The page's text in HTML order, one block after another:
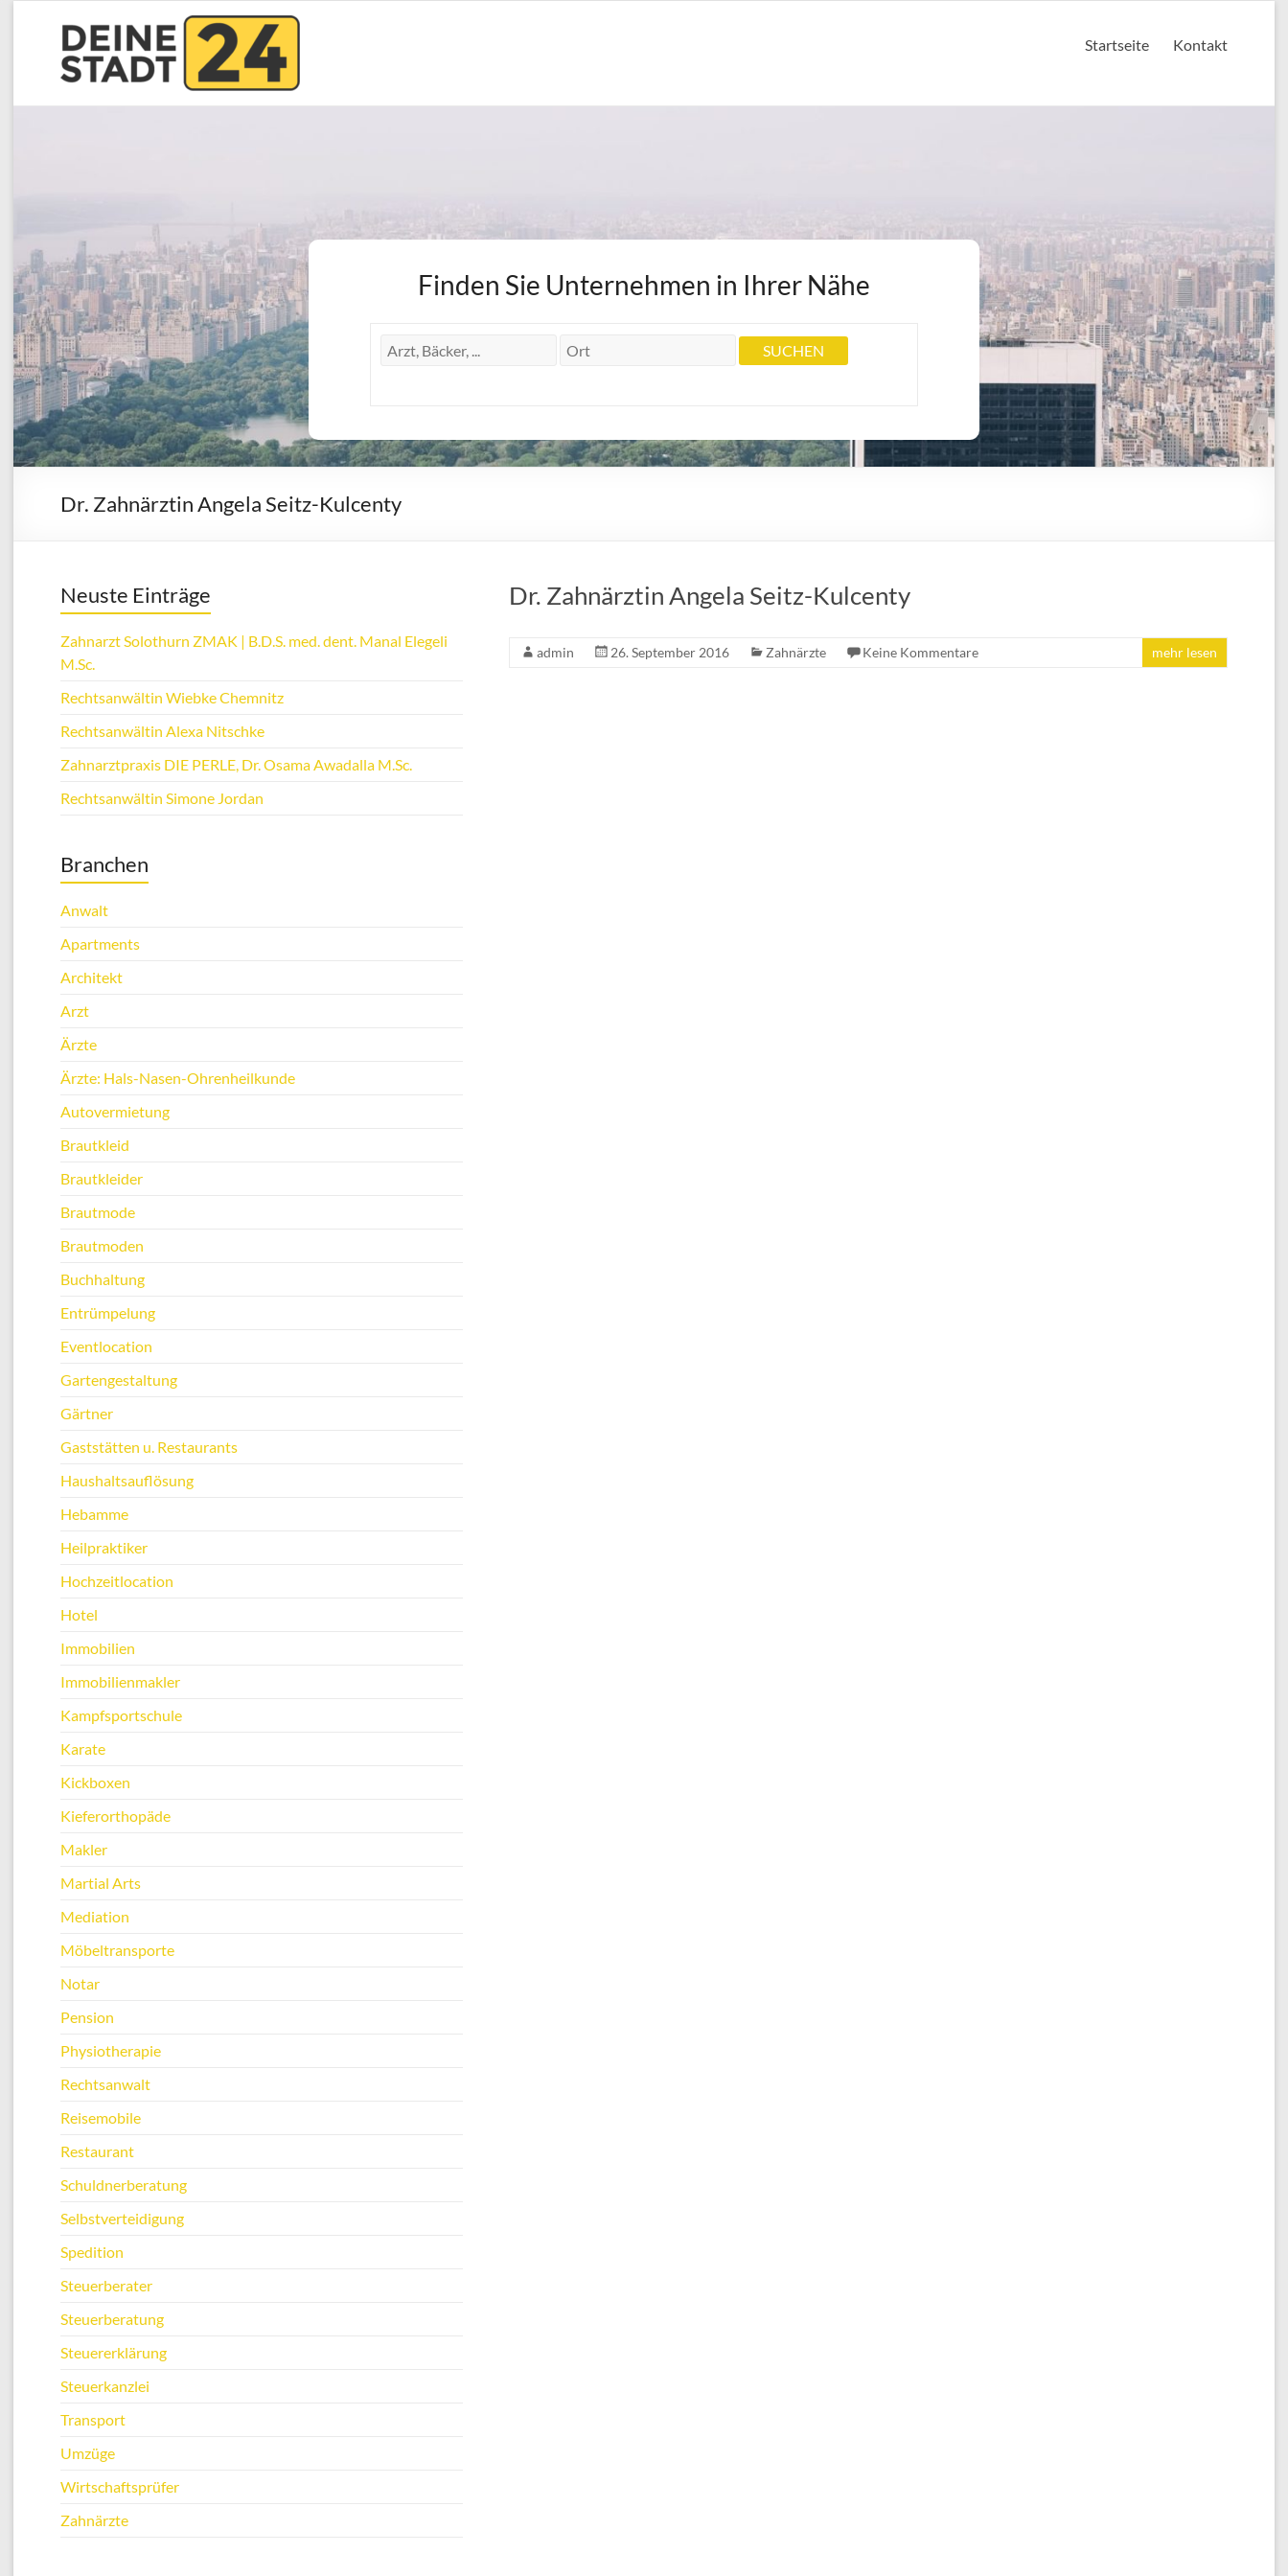
Startseite Kontakt
Dr. Zahnärztin Angela Seitz-Kulcenty
Finden Sie Unternehmen in Ihrer Nähe
Dr. Zahnärztin Angela Seitz-Kulcenty
admin 26. September 2016 Zahnärzte Keine Kommentare mehr lesen
Neuste Einträge
Zahnarzt Solothurn ZMAK | B.D.S. med. dent. Manal Elegeli
M.Sc.
Rechtsanwältin Wiebke Chemnitz
Rechtsanwältin Alexa Nitschke
Zahnarztpraxis DIE PERLE, Dr. Osama Awadalla M.Sc.
Rechtsanwältin Simone Jordan
Branchen
Anwalt
Apartments
Architekt
Arzt
Ärzte
Ärzte: Hals-Nasen-Ohrenheilkunde
Autovermietung
Brautkleid
Brautkleider
Brautmode
Brautmoden
Buchhaltung
Entrümpelung
Eventlocation
Gartengestaltung
Gärtner
Gaststätten u. Restaurants
Haushaltsauflösung
Hebamme
Heilpraktiker
Hochzeitlocation
Hotel
Immobilien
Immobilienmakler
Kampfsportschule
Karate
Kickboxen
Kieferorthopäde
Makler
Martial Arts
Mediation
Möbeltransporte
Notar
Pension
Physiotherapie
Rechtsanwalt
Reisemobile
Restaurant
Schuldnerberatung
Selbstverteidigung
Spedition
Steuerberater
Steuerberatung
Steuererklärung
Steuerkanzlei
Transport
Umzüge
Wirtschaftsprüfer
Zahnärzte